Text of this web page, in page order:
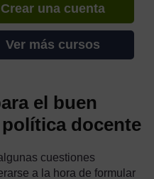
Crear una cuenta
Ver más cursos
el buen
docente
cuestiones
a la hora de formular